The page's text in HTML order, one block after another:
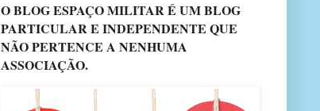
O BLOG ESPAÇO MILITAR É UM BLOG
PARTICULAR E INDEPENDENTE QUE
NÃO PERTENCE A NENHUMA
ASSOCIAÇÃO.